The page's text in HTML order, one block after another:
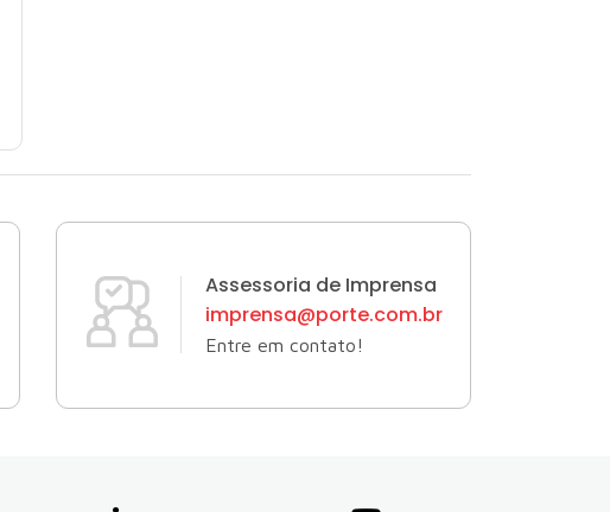
Assessoria de Imprensa
imprensa@porte.com.br
Entre em contato!